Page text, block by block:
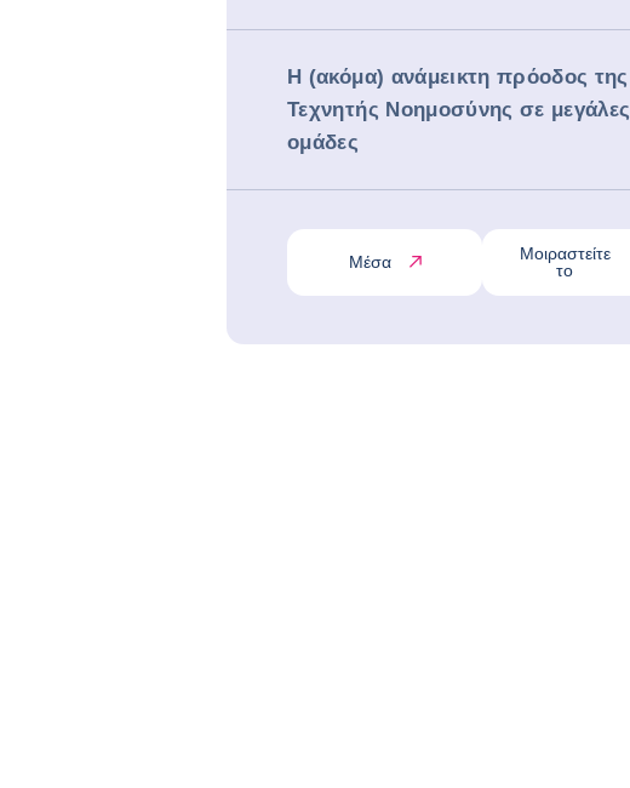
Η (ακόμα) ανάμεικτη πρόοδος της
Τεχνητής Νοημοσύνης σε μεγάλες
ομάδες
Μέσα
Μοιραστείτε
το